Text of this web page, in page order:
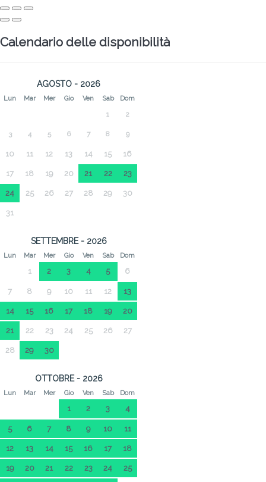
Calendario delle disponibilità
AGOSTO - 2026
Lun Mar Mer Gio Ven Sab Dom
1 2
3 4 5 6 7 8 9
10 11 12 13 14 15 16
17 18 19 20 21 22 23
24 25 26 27 28 29 30
31
SETTEMBRE - 2026
Lun Mar Mer Gio Ven Sab Dom
1 2 3 4 5 6
7 8 9 10 11 12 13
14 15 16 17 18 19 20
21 22 23 24 25 26 27
28 29 30
OTTOBRE - 2026
Lun Mar Mer Gio Ven Sab Dom
1 2 3 4
5 6 7 8 9 10 11
12 13 14 15 16 17 18
19 20 21 22 23 24 25